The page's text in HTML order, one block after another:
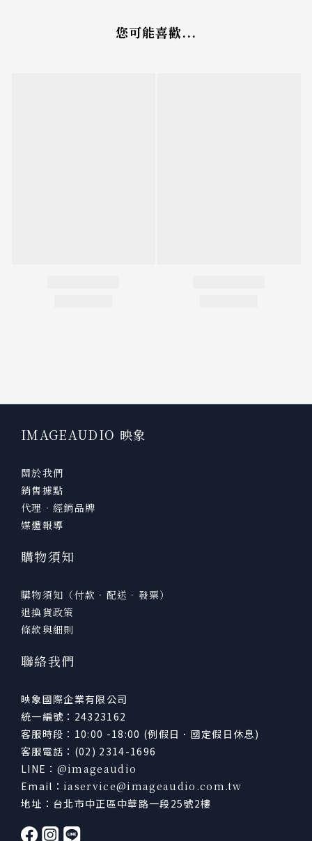
您可能喜歡...
IMAGEAUDIO 映象
關於我們
銷售據點
代理．經銷品牌
媒體報導
購物須知
購物須知（付款．配送．發票）
退換貨政策
條款與細則
聯絡我們
映象國際企業有限公司
統一編號：24323162
客服時段：10:00 -18:00 (例假日．國定假日休息)
客服電話：(02) 2314-1696
LINE： @imageaudio
Email： iaservice@imageaudio.com.tw
地址：台北市中正區中華路一段25號2樓